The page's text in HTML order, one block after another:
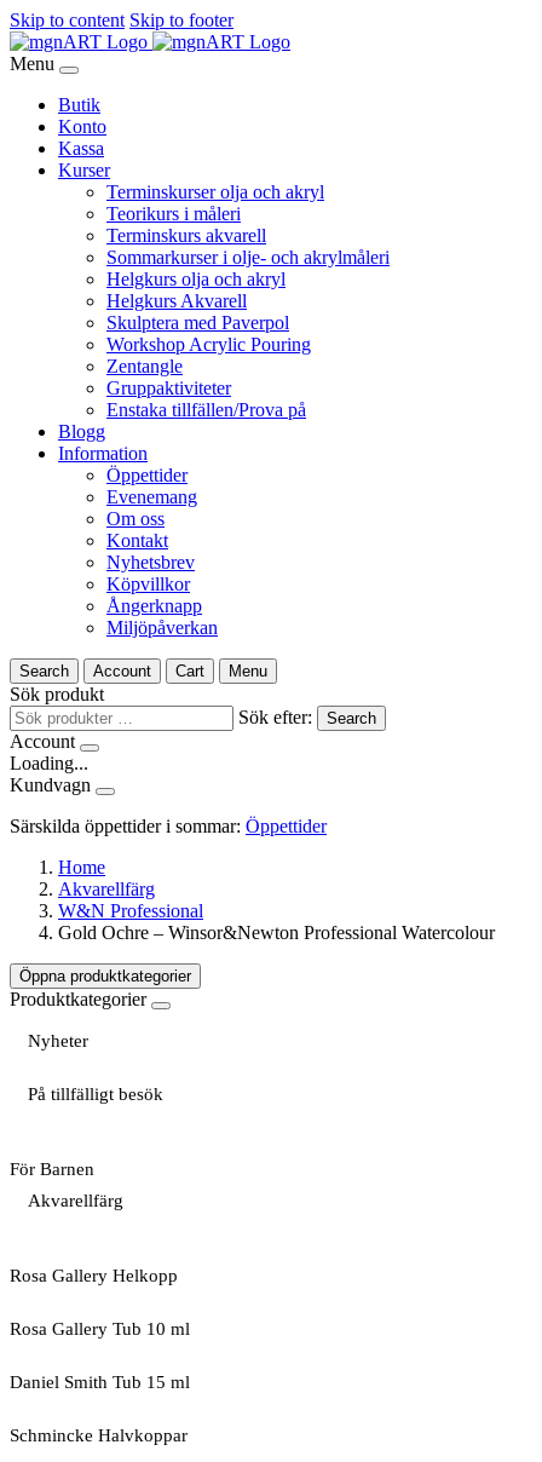
Skip to content Skip to footer
Menu
Butik
Konto
Kassa
Kurser
Terminskurser olja och akryl
Teorikurs i måleri
Terminskurs akvarell
Sommarkurser i olje- och akrylmåleri
Helgkurs olja och akryl
Helgkurs Akvarell
Skulptera med Paverpol
Workshop Acrylic Pouring
Zentangle
Gruppaktiviteter
Enstaka tillfällen/Prova på
Blogg
Information
Öppettider
Evenemang
Om oss
Kontakt
Nyhetsbrev
Köpvillkor
Ångerknapp
Miljöpåverkan
Search Account Cart Menu
Sök produkt
Sök efter:
Search
Account
Loading...
Kundvagn
Särskilda öppettider i sommar: Öppettider
Home
Akvarellfärg
W&N Professional
Gold Ochre – Winsor&Newton Professional Watercolour
Öppna produktkategorier
Produktkategorier
Nyheter
På tillfälligt besök
För Barnen
Akvarellfärg
Rosa Gallery Helkopp
Rosa Gallery Tub 10 ml
Daniel Smith Tub 15 ml
Schmincke Halvkoppar